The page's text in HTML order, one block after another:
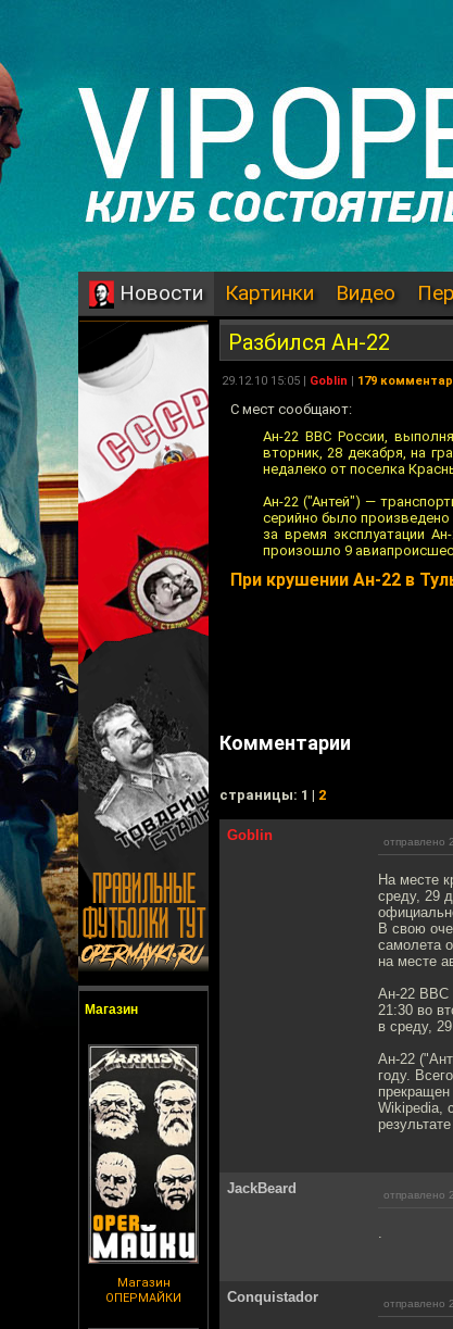
Новости Картинки Видео
Магазин
Магазин
ОПЕРМАЙКИ
Разбился Ан-22
29.12.10 15:05 | Goblin | 179
С мест сообщают:
Ан-22 ВВС России,
вторник, 28 декабря, на
недалеко от поселка
Ан-22 ("Антей") —
серийно было
за время эксплуатации
произошло 9
При крушении Ан-22 в
Комментарии
cтраницы: 1 | 2
Goblin отправлено
На месте
среду, 29
В свою
самолета
на месте
Ан-22 ВВС
21:30 во
в среду,
Ан-22
году.
Wikipedia,
JackBeard отправлено
.
Conquistador отправлено